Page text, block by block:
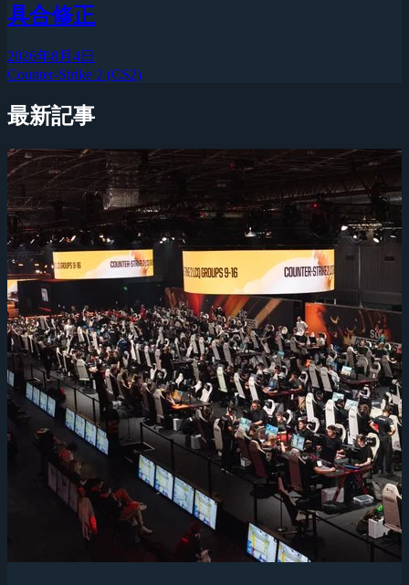
具合修正
2026年8月4日
Counter-Strike 2 (CS2)
最新記事